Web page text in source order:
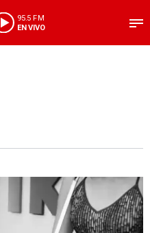
95.5 FM
EN VIVO